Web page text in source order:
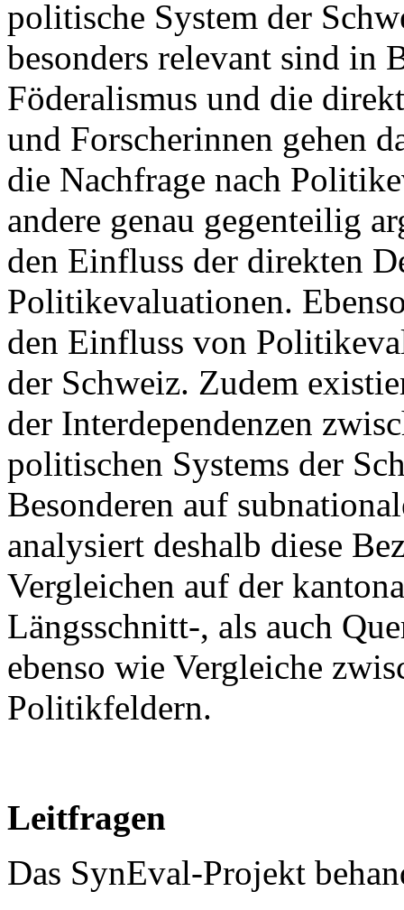
politische System der
besonders relevant sind in
Föderalismus und die
und Forscherinnen gehen
die Nachfrage nach
andere genau gegenteilig
den Einfluss der direkten
Politikevaluationen.
den Einfluss von
der Schweiz. Zudem
der Interdependenzen
politischen Systems der
Besonderen auf
analysiert deshalb diese
Vergleichen auf der
Längsschnitt-, als auch
ebenso wie Vergleiche
Politikfeldern.
Leitfragen
Das SynEval-Projekt